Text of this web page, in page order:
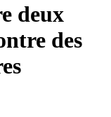
deux
des